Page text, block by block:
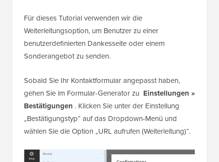
Für dieses Tutorial verwenden wir die
Weiterleitungsoption, um Benutzer zu einer
benutzerdefinierten Dankesseite oder einem
Sonderangebot zu senden.
Sobald Sie Ihr Kontaktformular angepasst haben,
gehen Sie im Formular-Generator zu Einstellungen »
Bestätigungen . Klicken Sie unter der Einstellung
„Bestätigungstyp“ auf das Dropdown-Menü und
wählen Sie die Option „URL aufrufen (Weiterleitung)“.